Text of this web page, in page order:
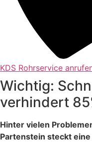
KDS Rohrservice
Wichtig:
verhindert
Hinter vielen
Partenstein steckt